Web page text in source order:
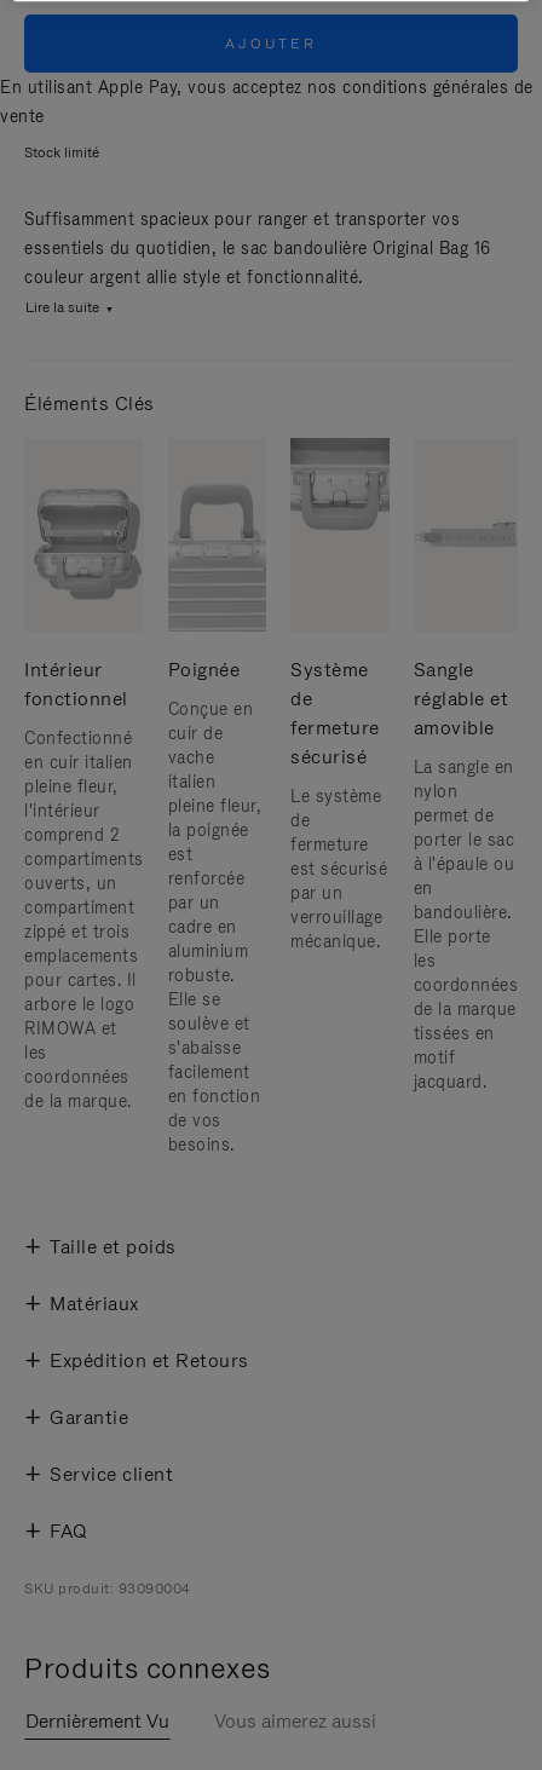
AJOUTER
En utilisant Apple Pay, vous acceptez nos conditions générales de
vente
Stock limité
Suffisamment spacieux pour ranger et transporter vos
essentiels du quotidien, le sac bandoulière Original Bag 16
couleur argent allie style et fonctionnalité.
Lire la suite
Éléments Clés
Intérieur
fonctionnel
Confectionné
en cuir italien
pleine fleur,
l'intérieur
comprend 2
compartiments
ouverts, un
compartiment
zippé et trois
emplacements
pour cartes. Il
arbore le logo
RIMOWA et
les
coordonnées
de la marque.
Poignée
Conçue en
cuir de
vache
italien
pleine fleur,
la poignée
est
renforcée
par un
cadre en
aluminium
robuste. ​
Elle se
soulève et
s'abaisse
facilement
en fonction
de vos
besoins.
Système
de
fermeture
sécurisé
Le système
de
fermeture
est sécurisé
par un
verrouillage
mécanique.
Sangle
réglable et
amovible
La sangle en
nylon
permet de
porter le sac
à l'épaule ou
en
bandoulière.
Elle porte
les
coordonnées
de la marque
tissées en
motif
jacquard.
Taille et poids
Matériaux
Expédition et Retours
Garantie
Service client
FAQ
SKU produit: 93090004
Produits connexes
Dernièrement Vu Vous aimerez aussi